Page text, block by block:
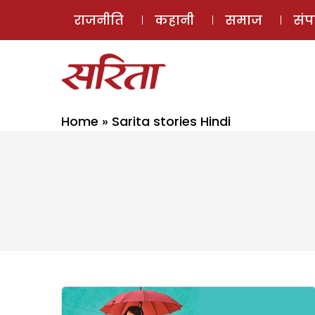
राजनीति कहानी समाज
Home » Sarita stories Hindi